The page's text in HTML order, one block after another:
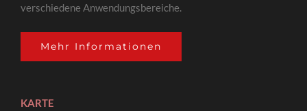
verschiedene Anwendungsbereiche.
Mehr Informationen
KARTE